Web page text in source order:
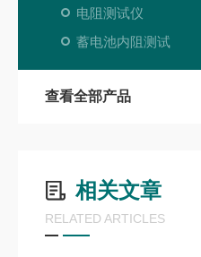
电阻测试仪
蓄电池内阻测试
查看全部产品
相关文章
RELATED ARTICLES